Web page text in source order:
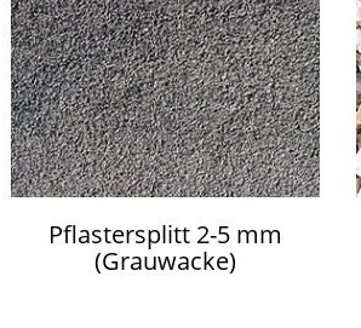
Pflastersplitt 2-5 mm
(Grauwacke)